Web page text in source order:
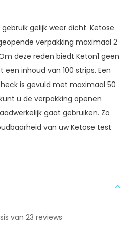
gelijk weer dicht. Ketose
verpakking maximaal 2
deze reden biedt Keton1 geen
inhoud van 100 strips. Een
is gevuld met maximaal 50
u de verpakking openen
gaat gebruiken. Zo
van uw Ketose test
van 23 reviews